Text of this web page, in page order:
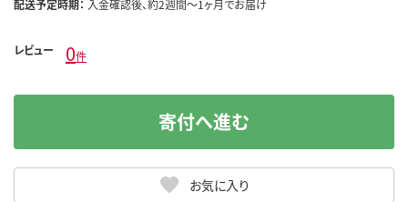
配送予定時期： 入金確認後、約2週間～1ヶ月でお届け
レビュー 0件
お気に入り
寄付へ進む